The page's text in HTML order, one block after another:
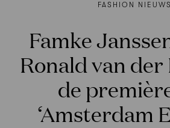
FASHION NIEUWS
Famke
Ronald van der
de
‘Amsterdam